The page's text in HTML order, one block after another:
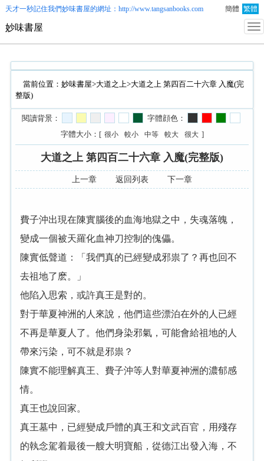
天才一秒記住我們妙味書屋的網址：http://www.tangsanbooks.com 簡體 繁體
妙味書屋
當前位置： 妙味書屋>大道之上>大道之上 第四百二十六章 入魔(完
整版)
閱讀背景：
字體顔色：
字體大小：[ 很小 較小 中等 較大 很大 ]
大道之上 第四百二十六章 入魔(完整版)
上一章 返回列表 下一章
費子沖出現在陳實腦後的血海地獄之中，失魂落魄，
變成一個被天羅化血神刀控制的傀儡。
陳實低聲道：「我們真的已經變成邪祟了？再也回不
去祖地了麽。」
他陷入思索，或許真王是對的。
對于華夏神洲的人來說，他們這些漂泊在外的人已經
不再是華夏人了。他們身染邪氣，可能會給祖地的人
帶來污染，可不就是邪祟？
陳實不能理解真王、費子沖等人對華夏神洲的濃郁感
情。
真王也說回家。
真王墓中，已經變成戶體的真王和文武百官，用殘存
的執念駕着最後一艘大明寶船，從德江出發入海，不